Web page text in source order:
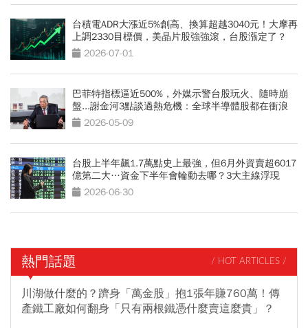
台積電ADR大漲近5%創高、換算超越3040元！大摩再
上調2330目標價，美晶片股強強滾，台股漲定了？
2026-07-01
巴菲特指標逼近500%，外媒示警台股玩火、隨時崩
盤...謝金河3點談過熱危機：全球半導體股都在衝浪
2026-05-09
台股上半年飆1.7萬點史上最強，但6月外資賣超6017
億第二大…資金下半年會輪動去哪？3大主線浮現
2026-06-30
熱門話題 / HOT ARTICLES /
川湖做什麼的？躋身「萬金股」抱1張年賺760萬！傳
產鐵工廠如何翻身「只有兩根鐵憑什麼賣這麼貴」？